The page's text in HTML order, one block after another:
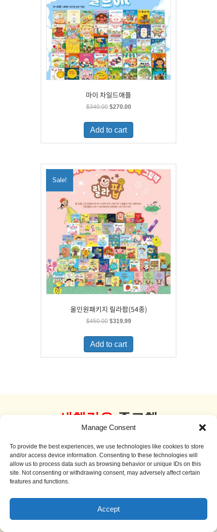
Manage Consent
To provide the best experiences, we use technologies like cookies to store
and/or access device information. Consenting to these technologies will
allow us to process data such as browsing behavior or unique IDs on this
site. Not consenting or withdrawing consent, may adversely affect certain
features and functions.
Accept
마이 차일드애플
$340.00 Original
was:
$340.00.
$270.00Current
is:
Add to cart
Sale!
올인원패키지 릴라팝(54종)
$450.00 Original
was:
$450.00.
$319.99Current
is:
Add to cart
새책같은 중고책
더 보기
Sale!